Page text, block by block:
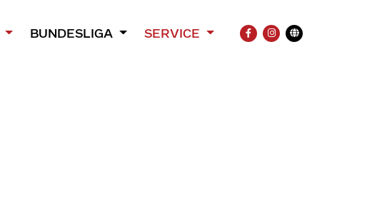
BUNDESLIGA SERVICE
FACEBOOK
INSTAGRAM
Übersetzung